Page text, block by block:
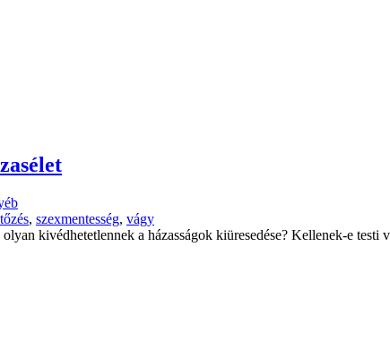
, szexmentesség, vágy
kivédhetetlennek a házasságok kiüresedése? Kellenek-e testi